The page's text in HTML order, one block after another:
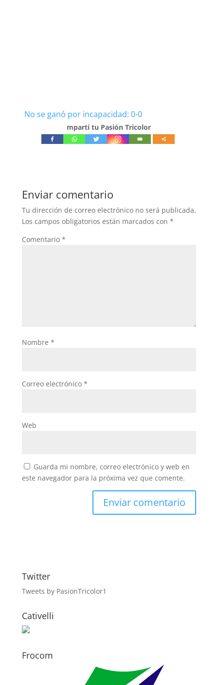
No se ganó por incapacidad: 0-0
mpartí tu Pasión Tricolor
Enviar comentario
Tu dirección de correo electrónico no será publicada.
Los campos obligatorios están marcados con *
Comentario *
Nombre *
Correo electrónico *
Web
Guarda mi nombre, correo electrónico y web en
este navegador para la próxima vez que comente.
Twitter
Tweets by PasionTricolor1
Cativelli
Frocom